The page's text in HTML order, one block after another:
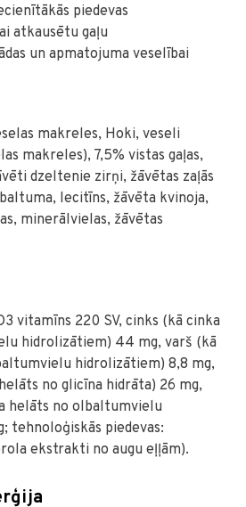
piedevas
atkausētu gaļu
un apmatojuma veselībai
makreles, Hoki, veseli
makreles), 7,5% vistas gaļas,
dzeltenie zirņi, žāvētas zaļās
lecitīns, žāvēta kvinoja,
minerālvielas, žāvētas
vitamīns 220 SV, cinks (kā cinka
hidrolizātiem) 44 mg, varš (kā
hidrolizātiem) 8,8 mg,
no glicīna hidrāta) 26 mg,
helāts no olbaltumvielu
tehnoloģiskās piedevas:
ekstrakti no augu eļļām).